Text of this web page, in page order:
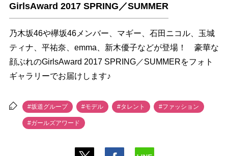
GirlsAward 2017 SPRING／SUMMER
乃木坂46や欅坂46メンバー、マギー、石田ニコル、玉城
ティナ、平祐奈、emma、新木優子などが登場！ 豪華な
顔ぶれのGirlsAward 2017 SPRING／SUMMERをフォト
ギャラリーでお届けします♪
#坂道グループ #モデル #タレント #ファッション
#ガールズアワード